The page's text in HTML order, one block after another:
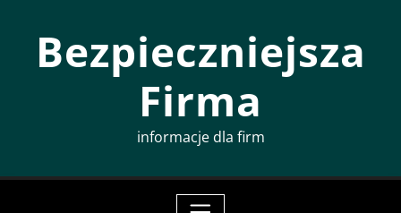
Bezpieczniejsza
Firma
informacje dla firm